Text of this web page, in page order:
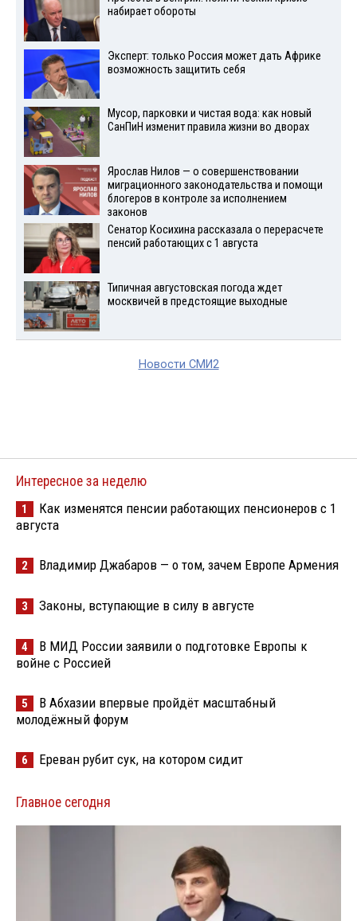
набирает обороты
Эксперт: только Россия может дать Африке
возможность защитить себя
Мусор, парковки и чистая вода: как новый
СанПиН изменит правила жизни во дворах
Ярослав Нилов — о совершенствовании
миграционного законодательства и помощи
блогеров в контроле за исполнением
законов
Сенатор Косихина рассказала о перерасчете
пенсий работающих с 1 августа
Типичная августовская погода ждет
москвичей в предстоящие выходные
Новости СМИ2
Интересное за неделю
1
Как изменятся пенсии работающих пенсионеров с 1
августа
2 Владимир Джабаров — о том, зачем Европе Армения
3 Законы, вступающие в силу в августе
4
В МИД России заявили о подготовке Европы к
войне с Россией
5
В Абхазии впервые пройдёт масштабный
молодёжный форум
6 Ереван рубит сук, на котором сидит
Главное сегодня